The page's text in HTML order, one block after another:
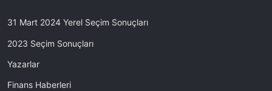
31 Mart 2024 Yerel Seçim Sonuçları
2023 Seçim Sonuçları
Yazarlar
Finans Haberleri